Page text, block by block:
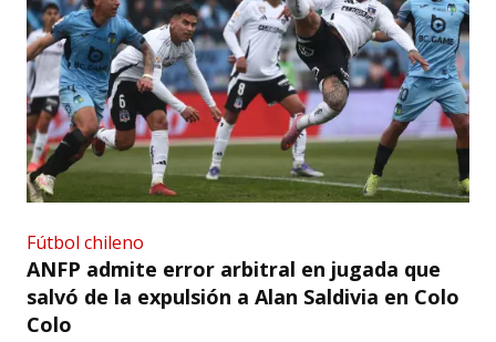
Fútbol chileno
ANFP admite error arbitral en jugada que
salvó de la expulsión a Alan Saldivia en Colo
Colo